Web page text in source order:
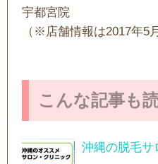
宇都宮院
（※店舗情報は2017年5
こんな記事も
沖縄の脱毛サ